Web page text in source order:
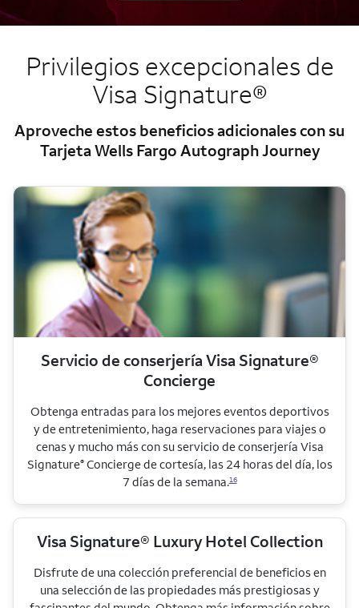
Privilegios excepcionales de
Visa Signature®
Aproveche estos beneficios adicionales con su
Tarjeta Wells Fargo Autograph Journey
Servicio de conserjería Visa Signature®
Concierge
Obtenga entradas para los mejores eventos deportivos
y de entretenimiento, haga reservaciones para viajes o
cenas y mucho más con su servicio de conserjería Visa
Signature®Concierge de cortesía, las 24 horas del día, los
7 días de la semana.16
Visa Signature® Luxury Hotel Collection
Disfrute de una colección preferencial de beneficios en
una selección de las propiedades más prestigiosas y